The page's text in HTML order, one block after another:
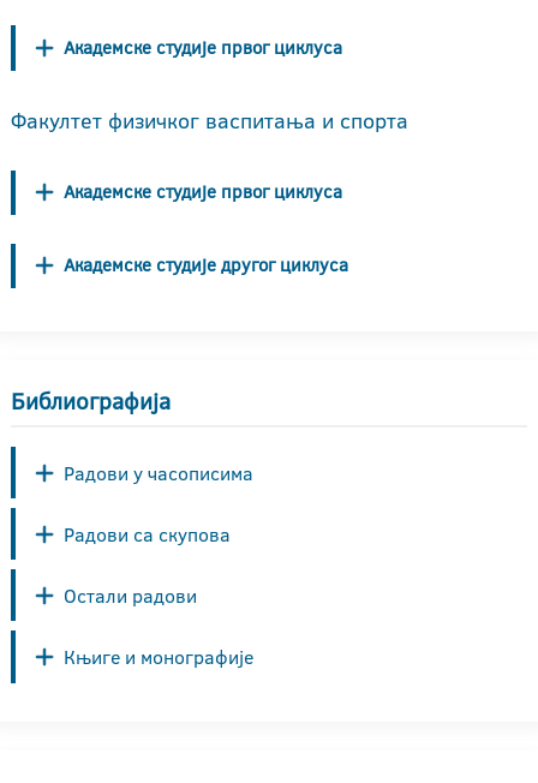
Академске студије првог циклуса
Факултет физичког васпитања и спорта
Академске студије првог циклуса
Академске студије другог циклуса
Библиографија
Радови у часописима
Радови са скупова
Остали радови
Књиге и монографије